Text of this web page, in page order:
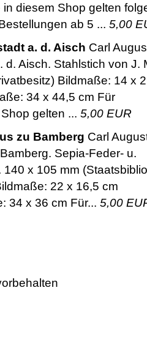
diesem Shop gelten
ab 5 ... 5,00
a. d. Aisch Carl
d. Aisch. Stahlstich von J.
Bildmaße: 14 x
34 x 44,5 cm Für
gelten ... 5,00 EUR
zu Bamberg Carl
Sepia-Feder- u.
x 105 mm
22 x 16,5 cm
34 x 36 cm Für... 5,00